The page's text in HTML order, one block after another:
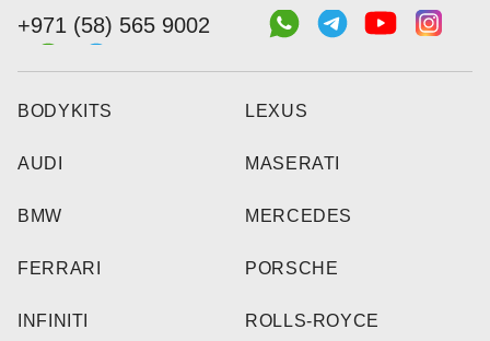
+971 (58) 565 9002
BODYKITS
AUDI
BMW
FERRARI
INFINITI
LEXUS
MASERATI
MERCEDES
PORSCHE
ROLLS-ROYCE